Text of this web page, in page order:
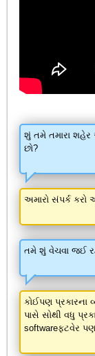
શું તમે તમારા શહેર
છો?
અમારો સંપર્ક
તમે શું વેચવા જઈ
કોઈપણ પ્રકારના
પાસે સોથી વધુ
softwareફ્ટવેર